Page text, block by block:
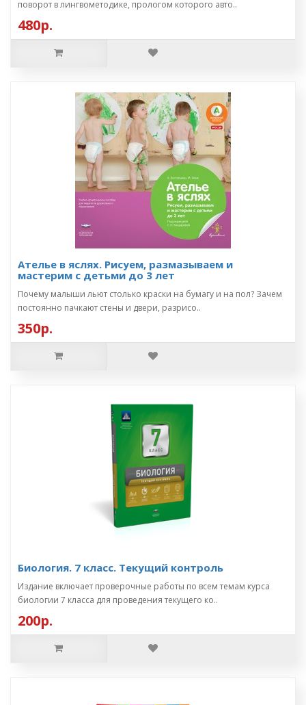
поворот в лингвометодике, прологом которого авто..
480р.
Ателье в яслях. Рисуем, размазываем и
мастерим с детьми до 3 лет
Почему малыши льют столько краски на бумагу и на пол? Зачем
постоянно пачкают стены и двери, разрисо..
350р.
Биология. 7 класс. Текущий контроль
Издание включает проверочные работы по всем темам курса
биологии 7 класса для проведения текущего ко..
200р.